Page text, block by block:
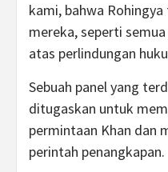
kami, bahwa
mereka, seperti
atas perlindungan
Sebuah panel yang
ditugaskan untuk
permintaan Khan dan
perintah penangkapan.